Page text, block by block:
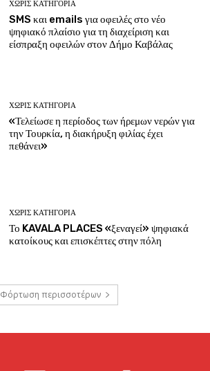
ΧΩΡΊΣ ΚΑΤΗΓΟΡΊΑ
SMS και emails για οφειλές στο νέο
ψηφιακό πλαίσιο για τη διαχείριση και
είσπραξη οφειλών στον Δήμο Καβάλας
ΧΩΡΊΣ ΚΑΤΗΓΟΡΊΑ
«Τελείωσε η περίοδος των ήρεμων νερών για
την Τουρκία, η διακήρυξη φιλίας έχει
πεθάνει»
ΧΩΡΊΣ ΚΑΤΗΓΟΡΊΑ
Το KAVALA PLACES «ξεναγεί» ψηφιακά
κατοίκους και επισκέπτες στην πόλη
Φόρτωση περισσοτέρων